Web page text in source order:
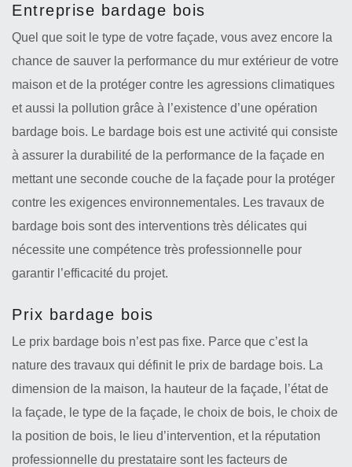
Entreprise bardage bois
Quel que soit le type de votre façade, vous avez encore la
chance de sauver la performance du mur extérieur de votre
maison et de la protéger contre les agressions climatiques
et aussi la pollution grâce à l’existence d’une opération
bardage bois. Le bardage bois est une activité qui consiste
à assurer la durabilité de la performance de la façade en
mettant une seconde couche de la façade pour la protéger
contre les exigences environnementales. Les travaux de
bardage bois sont des interventions très délicates qui
nécessite une compétence très professionnelle pour
garantir l’efficacité du projet.
Prix bardage bois
Le prix bardage bois n’est pas fixe. Parce que c’est la
nature des travaux qui définit le prix de bardage bois. La
dimension de la maison, la hauteur de la façade, l’état de
la façade, le type de la façade, le choix de bois, le choix de
la position de bois, le lieu d’intervention, et la réputation
professionnelle du prestataire sont les facteurs de